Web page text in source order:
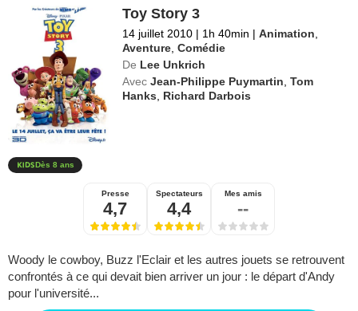
Toy Story 3
14 juillet 2010 | 1h 40min | Animation
Aventure ,Comédie
De Lee Unkrich
Avec Jean-Philippe Puymartin ,Tom
Hanks
Richard Darbois
Dès 8 ans
Presse
4,7
Spectateurs
4,4
Mes amis
--
Woody le cowboy, Buzz l'Eclair et les autres jouets se retrouvent
confrontés à ce qui devait bien arriver un jour : le départ d'Andy
pour l'université...